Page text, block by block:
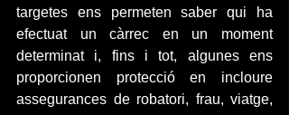
targetes ens permeten saber qui ha
efectuat un càrrec en un moment
determinat i, fins i tot, algunes ens
proporcionen protecció en incloure
assegurances de robatori, frau, viatge,